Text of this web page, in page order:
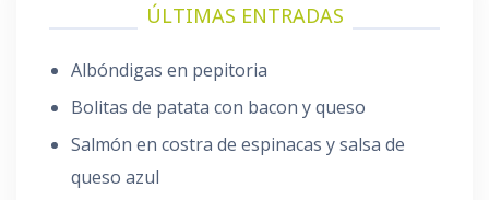
ÚLTIMAS ENTRADAS
Albóndigas en pepitoria
Bolitas de patata con bacon y queso
Salmón en costra de espinacas y salsa de
queso azul